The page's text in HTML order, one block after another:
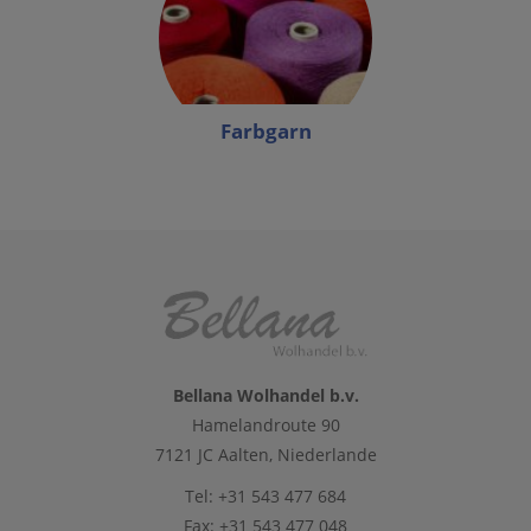
Farbgarn
Bellana Wolhandel b.v.
Hamelandroute 90
7121 JC Aalten, Niederlande
Tel: +31 543 477 684
Fax: +31 543 477 048